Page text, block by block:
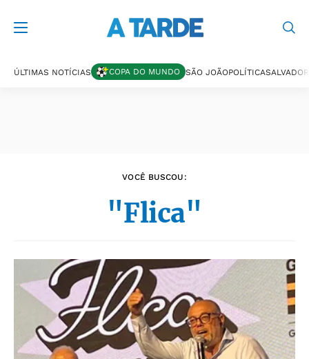
ÚLTIMAS NOTÍCIAS COPA DO MUNDO SÃO JOÃOPOLÍTICASALVADOR
VOCÊ BUSCOU:
"Flica"